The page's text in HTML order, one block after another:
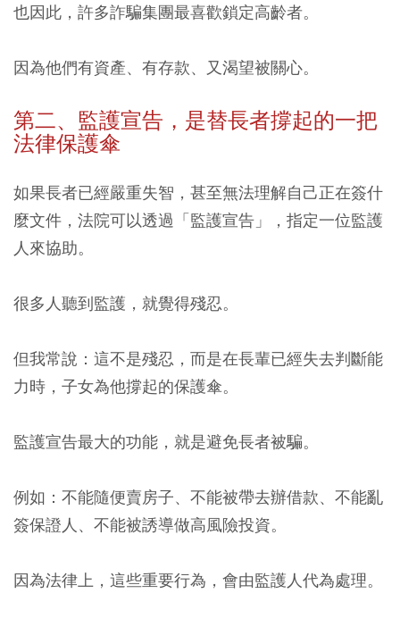
也因此，許多詐騙集團最喜歡鎖定高齡者。
因為他們有資產、有存款、又渴望被關心。
第二、監護宣告，是替長者撐起的一把
法律保護傘
如果長者已經嚴重失智，甚至無法理解自己正在簽什
麼文件，法院可以透過「監護宣告」，指定一位監護
人來協助。
很多人聽到監護，就覺得殘忍。
但我常說：這不是殘忍，而是在長輩已經失去判斷能
力時，子女為他撐起的保護傘。
監護宣告最大的功能，就是避免長者被騙。
例如：不能隨便賣房子、不能被帶去辦借款、不能亂
簽保證人、不能被誘導做高風險投資。
因為法律上，這些重要行為，會由監護人代為處理。